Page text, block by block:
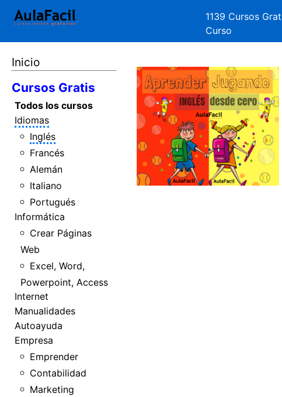
1139 Cursos
Curso
Inicio
Cursos Gratis
Todos los cursos
Idiomas
Inglés
Francés
Alemán
Italiano
Portugués
Informática
Crear Páginas
Web
Excel, Word,
Powerpoint, Access
Internet
Manualidades
Autoayuda
Empresa
Emprender
Contabilidad
Marketing